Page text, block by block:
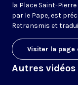
la Place Saint-Pierre
par le Pape, est
Retransmis et
Visiter la page
Autres